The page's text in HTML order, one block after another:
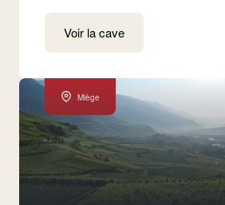
Voir la cave
Miège